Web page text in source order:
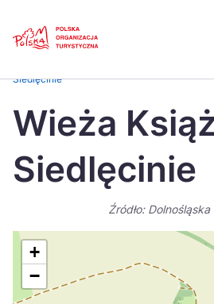
Česká
Dansk
Italiano
Nederlands
Português
Siedlęcinie
Wieża
Siedlęcinie
Źródło:
+
−